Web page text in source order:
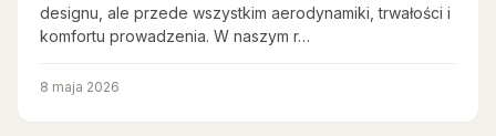
designu, ale przede wszystkim aerodynamiki, trwałości i
komfortu prowadzenia. W naszym r…
8 maja 2026